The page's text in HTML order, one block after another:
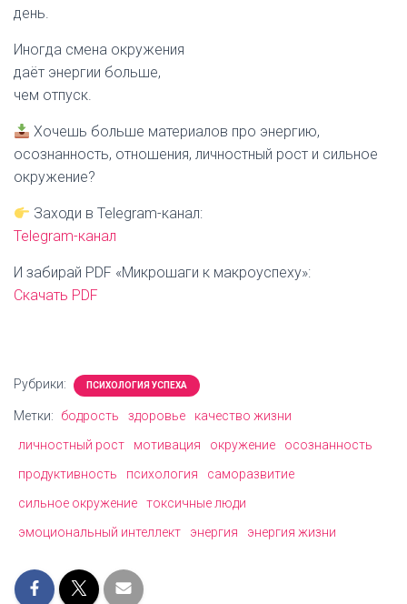
день.
Иногда смена окружения
даёт энергии больше,
чем отпуск.
Хочешь больше материалов про энергию,
осознанность, отношения, личностный рост и сильное
окружение?
Заходи в Telegram-канал:
Telegram-канал
И забирай PDF «Микрошаги к макроуспеху»:
Скачать PDF
Рубрики: ПСИХОЛОГИЯ УСПЕХА
Метки: бодрость здоровье
качество жизни
личностный рост
мотивация окружение
осознанность
продуктивность
психология
саморазвитие
сильное окружение
токсичные люди
эмоциональный интеллект
энергия энергия жизни